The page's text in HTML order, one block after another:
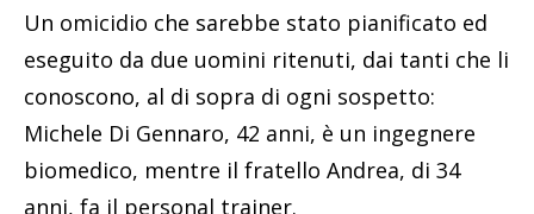
Un omicidio che sarebbe stato pianificato ed
eseguito da due uomini ritenuti, dai tanti che li
conoscono, al di sopra di ogni sospetto:
Michele Di Gennaro, 42 anni, è un ingegnere
biomedico, mentre il fratello Andrea, di 34
anni, fa il personal trainer.